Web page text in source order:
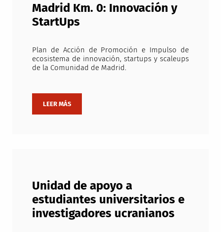
Madrid Km. 0: Innovación y
StartUps
Plan de Acción de Promoción e Impulso de
ecosistema de innovación, startups y scaleups
de la Comunidad de Madrid.
Unidad de apoyo a
estudiantes universitarios e
investigadores ucranianos